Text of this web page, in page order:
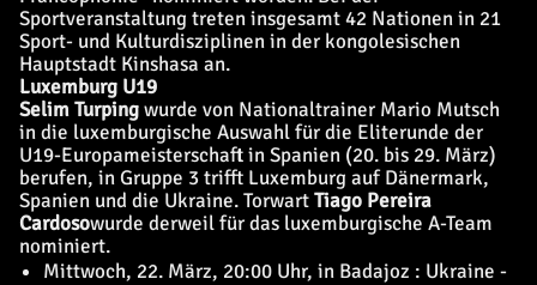
Sportveranstaltung treten insgesamt 42 Nationen in 21
Sport- und Kulturdisziplinen in der kongolesischen
Hauptstadt Kinshasa an.
Luxemburg U19
Selim Turpingwurde von Nationaltrainer Mario Mutsch
in die luxemburgische Auswahl für die Eliterunde der
U19-Europameisterschaft in Spanien (20. bis 29. März)
berufen, in Gruppe 3 trifft Luxemburg auf Dänermark,
Spanien und die Ukraine. TorwartTiago Pereira
Cardosowurde derweil für das luxemburgische A-Team
nominiert.
Mittwoch, 22. März, 20:00 Uhr, in Badajoz : Ukraine -